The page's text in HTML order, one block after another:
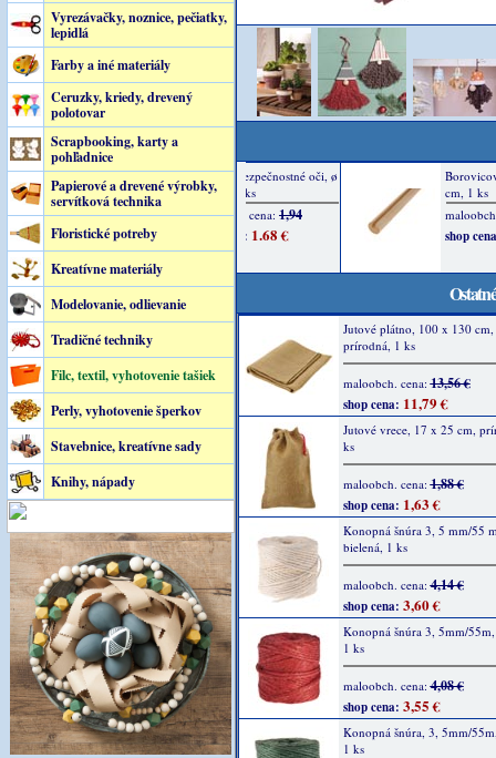
Vyrezávačky, noznice, pečiatky,
lepidlá
Farby a iné materiály
Ceruzky, kriedy, drevený
polotovar
Scrapbooking, karty a
pohľadnice
Papierové a drevené výrobky,
servítková technika
Floristické potreby
Kreatívne materiály
Modelovanie, odlievanie
Tradičné techniky
Filc, textil, vyhotovenie tašiek
Perly, vyhotovenie šperkov
Stavebnice, kreatívne sady
Knihy, nápady
Jutové plátno, 100 x 130 cm,
prírodná, 1 ks
maloobch. cena:13,56 €
shop cena: 11,79 €
Jutové vrece, 17 x 25 cm,
ks
maloobch. cena:1,88 €
shop cena: 1,63 €
Konopná šnúra 3, 5 mm/55
bielená, 1 ks
maloobch. cena:4,14 €
shop cena: 3,60 €
Konopná šnúra 3, 5mm/
1 ks
maloobch. cena:4,08 €
shop cena: 3,55 €
Konopná šnúra, 3, 5mm/
1 ks